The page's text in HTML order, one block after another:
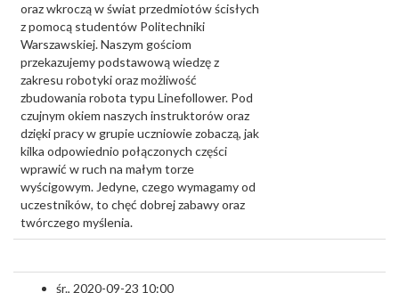
oraz wkroczą w świat przedmiotów ścisłych
z pomocą studentów Politechniki
Warszawskiej. Naszym gościom
przekazujemy podstawową wiedzę z
zakresu robotyki oraz możliwość
zbudowania robota typu Linefollower. Pod
czujnym okiem naszych instruktorów oraz
dzięki pracy w grupie uczniowie zobaczą, jak
kilka odpowiednio połączonych części
wprawić w ruch na małym torze
wyścigowym. Jedyne, czego wymagamy od
uczestników, to chęć dobrej zabawy oraz
twórczego myślenia.
śr., 2020-09-23 10:00